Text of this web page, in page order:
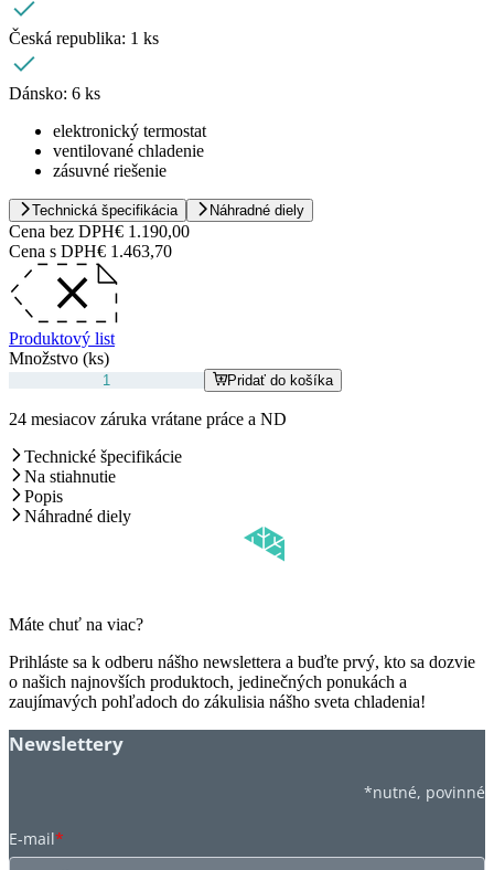
Česká republika: 1 ks
Dánsko: 6 ks
elektronický termostat
ventilované chladenie
zásuvné riešenie
Technická špecifikácia Náhradné diely
Cena bez DPH€ 1.190,00
Cena s DPH€ 1.463,70
Produktový list
Množstvo (ks)
Pridať do košíka
24 mesiacov záruka vrátane práce a ND
Technické špecifikácie
Na stiahnutie
Popis
Náhradné diely
Máte chuť na viac?
Prihláste sa k odberu nášho newslettera a buďte prvý, kto sa dozvie
o našich najnovších produktoch, jedinečných ponukách a
zaujímavých pohľadoch do zákulisia nášho sveta chladenia!
Newslettery
*nutné, povinné
E-mail*